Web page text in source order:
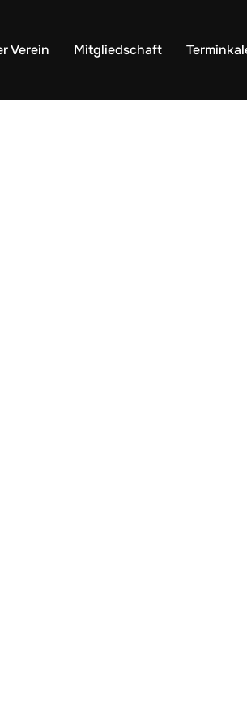
Verein Mitgliedschaft